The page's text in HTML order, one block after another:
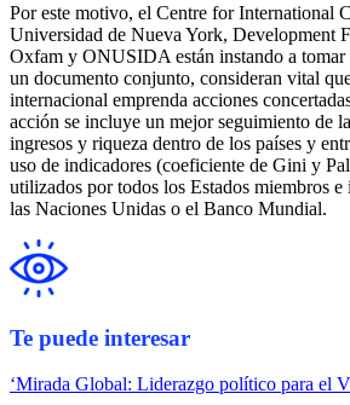
Por este motivo, el Centre for International
Universidad de Nueva York, Development
Oxfam y ONUSIDA están instando a tomar
un documento conjunto, consideran vital
internacional emprenda acciones
acción se incluye un mejor seguimiento de
ingresos y riqueza dentro de los países y
uso de indicadores (coeficiente de Gini y
utilizados por todos los Estados miembros
las Naciones Unidas o el Banco Mundial.
Te puede interesar
‘Mirada Global: Liderazgo político para el